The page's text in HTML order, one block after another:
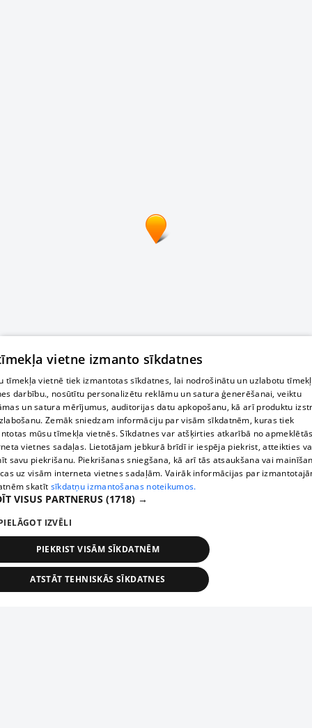
vietne izmanto sīkdatnes
tīmekļa vietnē tiek izmantotas sīkdatnes, lai nodrošinātu un uzlabotu
darbību., nosūtītu personalizētu reklāmu un satura ģenerēšanai, veiktu
un satura mērījumus, auditorijas datu apkopošanu, kā arī produktu
Zemāk sniedzam informāciju par visām sīkdatnēm, kuras tiek
mūsu tīmekļa vietnēs. Sīkdatnes var atšķirties atkarībā no
vietnes sadaļas. Lietotājam jebkurā brīdī ir iespēja piekrist, atteikties
savu piekrišanu. Piekrišanas sniegšana, kā arī tās atsaukšana vai
uz visām interneta vietnes sadaļām. Vairāk informācijas par
skatīt sīkdatņu izmantošanas noteikumos.
VISUS PARTNERUS (1718) →
IZVĒLI
PIEKRIST VISĀM SĪKDATNĒM
ATSTĀT TEHNISKĀS SĪKDATNES